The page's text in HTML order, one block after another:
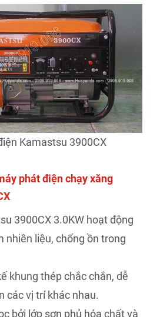
Kamastsu 3900CX
phát điện chạy xăng
3900CX 3.0KW hoạt động
nhiên liệu, chống ồn trong
khung thép chắc chắn, dễ
các vị trí khác nhau.
bởi lớp sơn phủ hóa chất và